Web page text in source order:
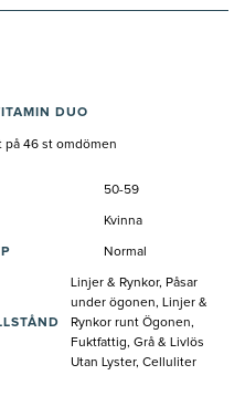
DUO
på 46 st omdömen
50-59
Kvinna
Normal
Linjer & Rynkor, Påsar
under ögonen, Linjer &
Rynkor runt Ögonen,
Fuktfattig, Grå & Livlös
Utan Lyster, Celluliter